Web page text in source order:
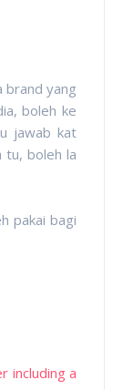
brand yang
boleh ke
jawab kat
tu, boleh la
pakai bagi
including a